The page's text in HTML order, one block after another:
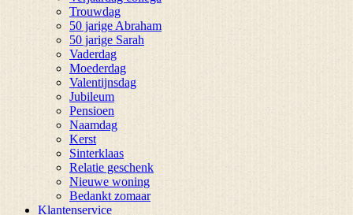
Trouwdag
50 jarige Abraham
50 jarige Sarah
Vaderdag
Moederdag
Valentijnsdag
Jubileum
Pensioen
Naamdag
Kerst
Sinterklaas
Relatie geschenk
Nieuwe woning
Bedankt zomaar
Klantenservice